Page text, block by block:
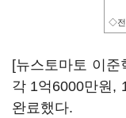
◇전
[뉴스토마토 이준
각 1억6000만원,
완료했다.